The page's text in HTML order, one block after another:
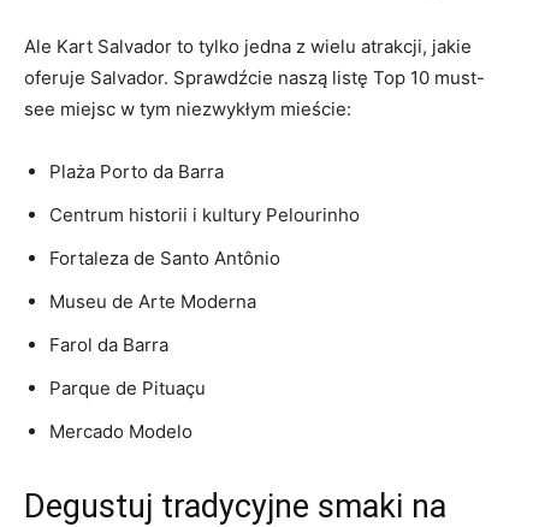
Ale⁣ Kart Salvador ⁣to tylko jedna⁤ z wielu atrakcji, jakie
oferuje Salvador. Sprawdźcie naszą listę Top 10 must-
see ‍miejsc w tym niezwykłym mieście:
Plaża Porto da Barra
Centrum historii i kultury Pelourinho
Fortaleza de Santo Antônio
Museu de Arte Moderna
Farol da Barra
Parque de Pituaçu
Mercado Modelo
Degustuj tradycyjne smaki na